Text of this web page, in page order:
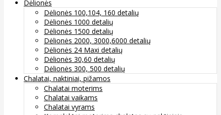
Dėlionės
Dėlionės 100,104, 160 detalių
Dėlionės 1000 detalių
Dėlionės 1500 detalių
Dėlionės 2000, 3000,6000 detalių
Dėlionės 24 Maxi detalių
Dėlionės 30,60 detalių
Dėlionės 300, 500 detalių
Chalatai, naktiniai, pižamos
Chalatai moterims
Chalatai vaikams
Chalatai vyrams